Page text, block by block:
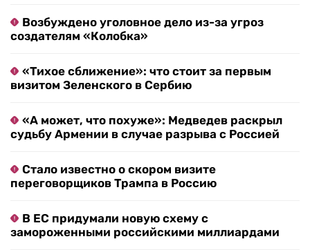
Возбуждено уголовное дело из-за угроз
создателям «Колобка»
«Тихое сближение»: что стоит за первым
визитом Зеленского в Сербию
«А может, что похуже»: Медведев раскрыл
судьбу Армении в случае разрыва с Россией
Стало известно о скором визите
переговорщиков Трампа в Россию
В ЕС придумали новую схему с
замороженными российскими миллиардами